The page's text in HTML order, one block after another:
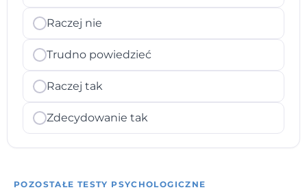
Raczej nie
Trudno powiedzieć
Raczej tak
Zdecydowanie tak
POZOSTAŁE TESTY PSYCHOLOGICZNE